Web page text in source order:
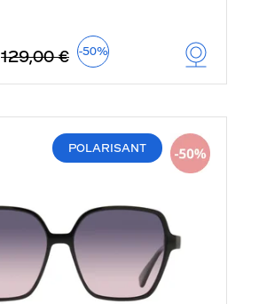
129,00 € -50%
POLARISANT